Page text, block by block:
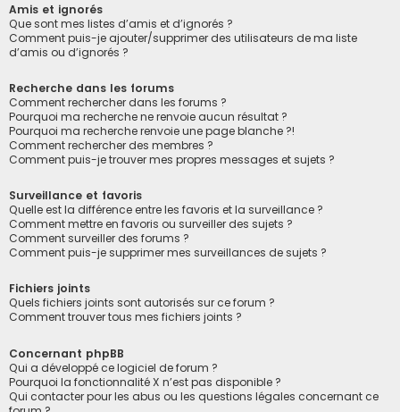
Amis et ignorés
Que sont mes listes d’amis et d’ignorés ?
Comment puis-je ajouter/supprimer des utilisateurs de ma liste
d’amis ou d’ignorés ?
Recherche dans les forums
Comment rechercher dans les forums ?
Pourquoi ma recherche ne renvoie aucun résultat ?
Pourquoi ma recherche renvoie une page blanche ?!
Comment rechercher des membres ?
Comment puis-je trouver mes propres messages et sujets ?
Surveillance et favoris
Quelle est la différence entre les favoris et la surveillance ?
Comment mettre en favoris ou surveiller des sujets ?
Comment surveiller des forums ?
Comment puis-je supprimer mes surveillances de sujets ?
Fichiers joints
Quels fichiers joints sont autorisés sur ce forum ?
Comment trouver tous mes fichiers joints ?
Concernant phpBB
Qui a développé ce logiciel de forum ?
Pourquoi la fonctionnalité X n’est pas disponible ?
Qui contacter pour les abus ou les questions légales concernant ce